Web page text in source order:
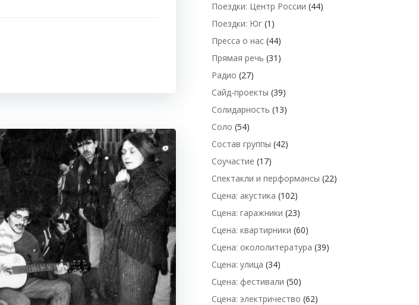
Поездки: Центр России (44)
Поездки: Юг (1)
Пресса о нас (44)
Прямая речь (31)
Радио (27)
Сайд-проекты (39)
Солидарность (13)
Соло (54)
Состав группы (42)
Соучастие (17)
Спектакли и перформансы (22)
Сцена: акустика (102)
Сцена: гаражники (23)
Сцена: квартирники (60)
Сцена: окололитература (39)
Сцена: улица (34)
Сцена: фестивали (50)
Сцена: электричество (62)